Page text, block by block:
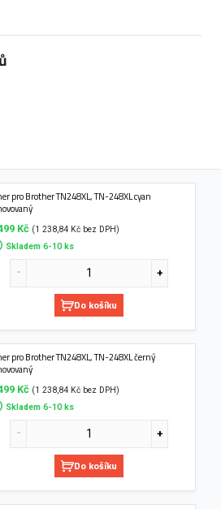
pro Brother TN248XL, TN-248XL cyan
Kč (1 238,84 Kč bez DPH)
Skladem 6-10 ks
Do košíku
pro Brother TN248XL, TN-248XL černý
Kč (1 238,84 Kč bez DPH)
Skladem 6-10 ks
Do košíku